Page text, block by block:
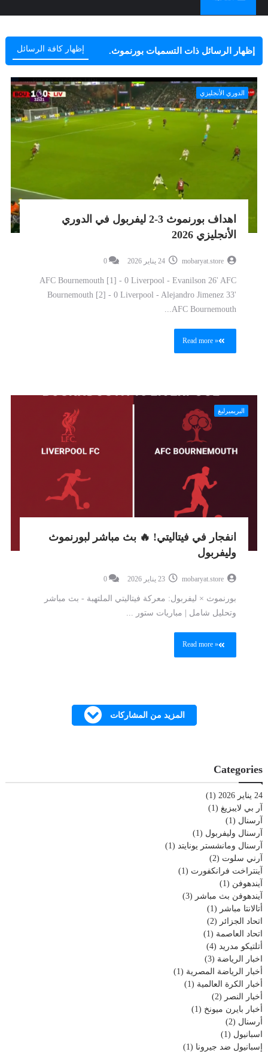
‏إظهار الرسائل ذات التسميات بورنموث. إظهار كافة الرسائل
الدوري الأنجليزي
اهداف بورنموث 3-2 ليفربول في الدوري
الأنجليزي 2026
mobaryat.store
0
AFC Bournemouth [1] - 0 Liverpool - Evanilson 26' AFC
Bournemouth [2] - 0 Liverpool - Alejandro Jimenez 33'
AFC Bournemouth...
Read more »
البريميرليغ
انفجار في فيتاليتي! 🔥 بث مباشر لبورنموث
وليفربول
mobaryat.store
0
بورنموث × ليفربول: معركة فيتاليتي الملتهبة - بث مباشر
وتحليل شامل | مباريات ستور ...
Read more »
المزيد من المشاركات
Categories
24 يناير 2026
(1)
آر بي لايبزيغ (1)
آرسنال (1)
آرسنال وليفربول (1)
آرسنال ومانشستر يونايتد (1)
آرني سلوت (2)
آينتراخت فرانكفورت (1)
آيندهوفن (1)
آيندهوفن بث مباشر (3)
أتالانتا مباشر (1)
اتحاد الجزائر (2)
اتحاد العاصمة (1)
أتلتيكو مدريد (4)
اخبار الرياضة (3)
أخبار الرياضة المصرية (1)
أخبار الكرة العالمية (1)
أخبار النصر (2)
أخبار بايرن ميونخ (1)
أرسنال (2)
اسبانيول (1)
إسبانيول ضد جيرونا (1)